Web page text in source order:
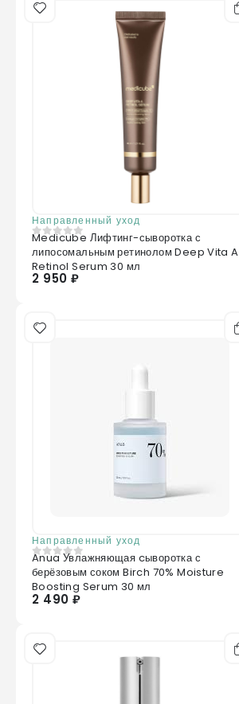
Направленный уход
0из 5
Medicube Лифтинг-сыворотка с
липосомальным ретинолом Deep Vita A
Retinol Serum 30 мл
2 950 ₽
Направленный уход
0из 5
Anua Увлажняющая cыворотка с
берёзовым соком Birch 70% Moisture
Boosting Serum 30 мл
2 490 ₽